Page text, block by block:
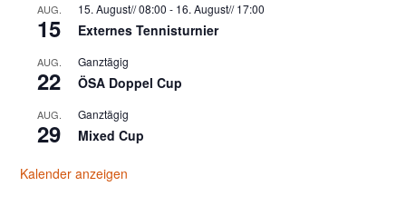
AUG.
15
15. August// 08:00 - 16. August// 17:00
Externes Tennisturnier
AUG.
22
Ganztägig
ÖSA Doppel Cup
AUG.
29
Ganztägig
Mixed Cup
Kalender anzeigen